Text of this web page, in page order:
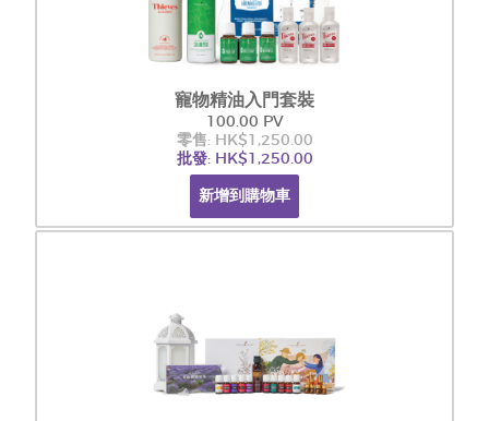
寵物精油入門套裝
100.00 PV
零售: HK$1,250.00
批發: HK$1,250.00
新增到購物車